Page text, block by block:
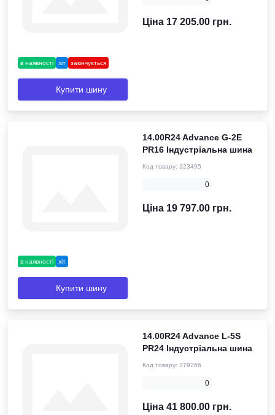
в наявності хіт закінчується
Ціна 17 205.00 грн.
Купити шину
в наявності хіт
14.00R24 Advance G-2Е
PR16 Індустріальна шина
Код товару: 323495
0
Ціна 19 797.00 грн.
Купити шину
14.00R24 Advance L-5S
PR24 Індустріальна шина
Код товару: 379266
0
Ціна 41 800.00 грн.